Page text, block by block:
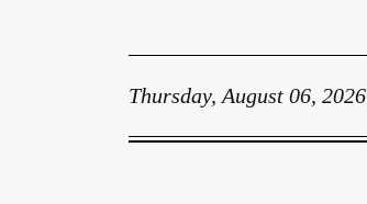
Thursday, August 06, 2026